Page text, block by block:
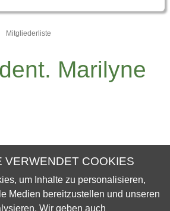
VERWENDET COOKIES
um Inhalte zu personalisieren,
Medien bereitzustellen und unseren
Wir geben auch
Mitgliederliste
Marilyne